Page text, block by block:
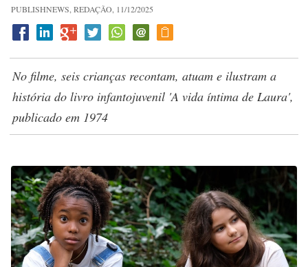
PUBLISHNEWS, REDAÇÃO, 11/12/2025
No filme, seis crianças recontam, atuam e ilustram a
história do livro infantojuvenil 'A vida íntima de Laura',
publicado em 1974